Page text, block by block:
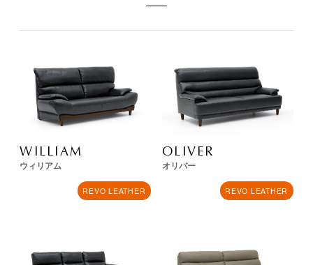
WILLIAM
ウィリアム
REVO LEATHER
OLIVER
オリバー
REVO LEATHER